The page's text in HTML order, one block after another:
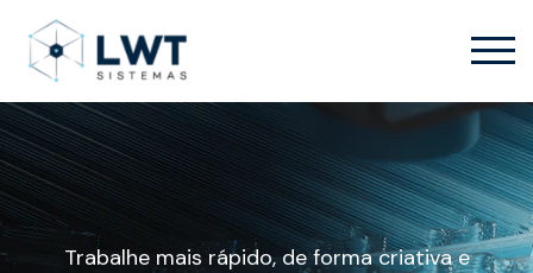
Trabalhe mais rápido, de forma criativa e